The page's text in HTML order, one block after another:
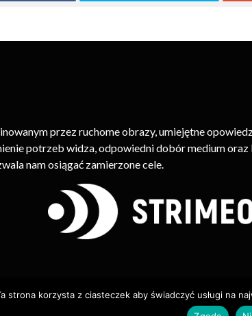
przez ruchome obrazy, umiejętne
potrzeb widza, odpowiedni dobór medium
nam osiągać zamierzone cele.
All Rights Reserved. Kopiowanie Treści (w Tym
strona korzysta z ciasteczek aby świadczyć usługi na